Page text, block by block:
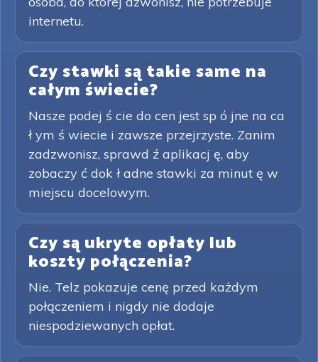
internetu.
Czy stawki są takie same na
całym świecie?
Nasze podej ś cie do cen jest sp ó jne na ca
ł ym ś wiecie i zawsze przejrzyste. Zanim
zadzwonisz, sprawd ź aplikacj ę, aby
zobaczy ć dok ł adne stawki za minut ę w
miejscu docelowym.
Czy są ukryte opłaty lub
koszty połączenia?
Nie. Telz pokazuje cenę przed każdym
połączeniem i nigdy nie dodaje
niespodziewanych opłat.